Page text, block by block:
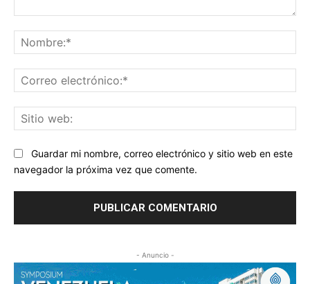
Guardar mi nombre, correo electrónico y sitio web en este
navegador la próxima vez que comente.
- Anuncio -